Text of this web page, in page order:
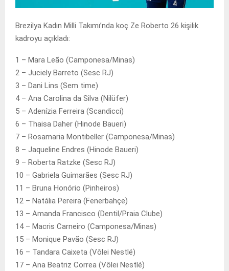
Brezilya Kadın Milli Takımı’nda koç Ze Roberto 26 kişilik
kadroyu açıkladı:
1 – Mara Leão (Camponesa/Minas)
2 – Juciely Barreto (Sesc RJ)
3 – Dani Lins (Sem time)
4 – Ana Carolina da Silva (Nilüfer)
5 – Adenízia Ferreira (Scandicci)
6 – Thaisa Daher (Hinode Baueri)
7 – Rosamaria Montibeller (Camponesa/Minas)
8 – Jaqueline Endres (Hinode Baueri)
9 – Roberta Ratzke (Sesc RJ)
10 – Gabriela Guimarães (Sesc RJ)
11 – Bruna Honório (Pinheiros)
12 – Natália Pereira (Fenerbahçe)
13 – Amanda Francisco (Dentil/Praia Clube)
14 – Macris Carneiro (Camponesa/Minas)
15 – Monique Pavão (Sesc RJ)
16 – Tandara Caixeta (Vôlei Nestlé)
17 – Ana Beatriz Correa (Vôlei Nestlé)